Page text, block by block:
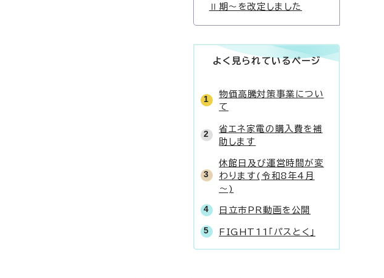
Ⅱ期〜を改定しました
よく見られているページ
物価高騰対策事業につい
て
省エネ家電の購入費を補
助します
休館日及び運営時間が変
わります(令和8年4月
～)
日立市PR動画を公開
FIGHT11「パスとく」